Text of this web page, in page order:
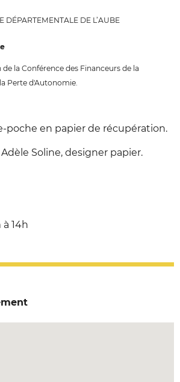
DÉPARTEMENTALE DE L’AUBE
la Conférence des Financeurs de la
Perte d'Autonomie.
poche en papier de récupération.
Soline, designer papier.
14h